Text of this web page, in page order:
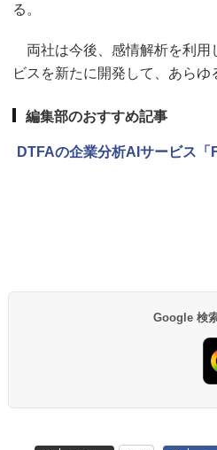
る。
両社は今後、感情解析を利用
ビスを新たに開発して、あら
編集部のおすすめ記事
DTFAの企業分析AIサービス
Google 検